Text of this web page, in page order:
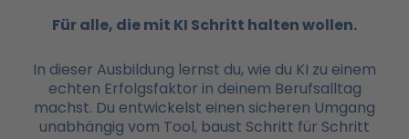
Für alle, die mit KI Schritt halten wollen.
In dieser Ausbildung lernst du, wie du KI zu einem
echten Erfolgsfaktor in deinem Berufsalltag
machst. Du entwickelst einen sicheren Umgang
unabhängig vom Tool, baust Schritt für Schritt